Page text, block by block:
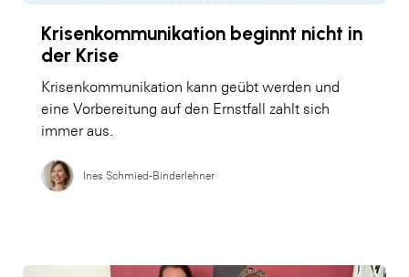
Krisenkommunikation beginnt nicht in
der Krise
Krisenkommunikation kann geübt werden und
eine Vorbereitung auf den Ernstfall zahlt sich
immer aus.
Ines Schmied-Binderlehner